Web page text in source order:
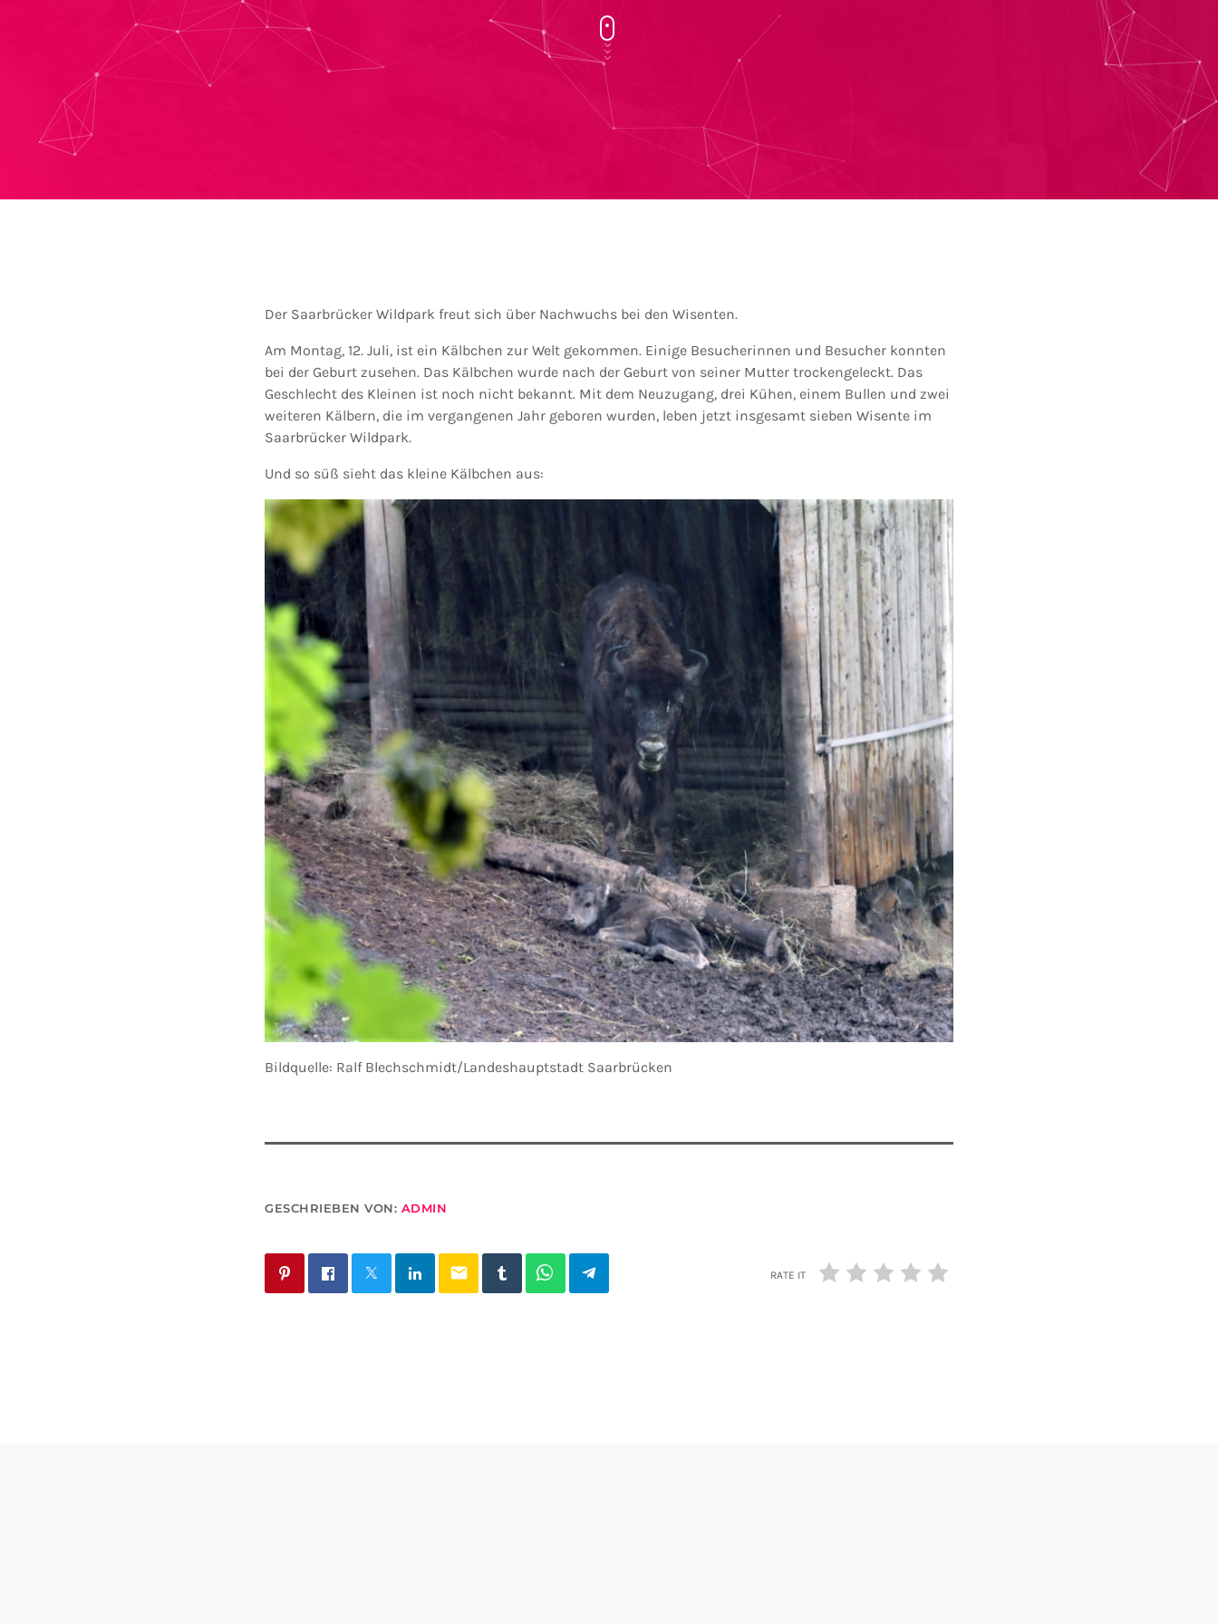
Der Saarbrücker Wildpark freut sich über Nachwuchs bei den Wisenten.
Am Montag, 12. Juli, ist ein Kälbchen zur Welt gekommen. Einige Besucherinnen und Besucher konnten
bei der Geburt zusehen. Das Kälbchen wurde nach der Geburt von seiner Mutter trockengeleckt. Das
Geschlecht des Kleinen ist noch nicht bekannt. Mit dem Neuzugang, drei Kühen, einem Bullen und zwei
weiteren Kälbern, die im vergangenen Jahr geboren wurden, leben jetzt insgesamt sieben Wisente im
Saarbrücker Wildpark.
Und so süß sieht das kleine Kälbchen aus:
Bildquelle: Ralf Blechschmidt/Landeshauptstadt Saarbrücken
GESCHRIEBEN VON: ADMIN
email RATE IT